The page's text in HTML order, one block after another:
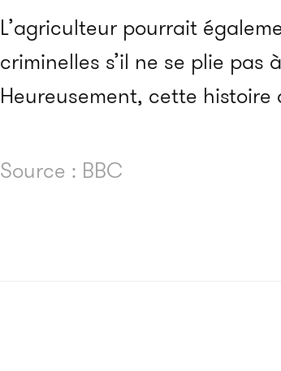
L’agriculteur pourrait
criminelles s’il ne se plie
Heureusement, cette histoire
Source : BBC